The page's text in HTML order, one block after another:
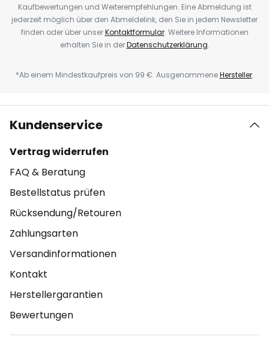
Kaufbewertungen und Weiterempfehlungen. Eine Abmeldung ist
jederzeit möglich über den Abmeldelink, den Sie in jedem Newsletter
finden oder über unserKontaktformular. Weitere Informationen
erhalten Sie in derDatenschutzerklärung.
*Ab einem Mindestkaufpreis von 99 €. AusgenommeneHersteller.
Kundenservice
Vertrag widerrufen
FAQ & Beratung
Bestellstatus prüfen
Rücksendung/Retouren
Zahlungsarten
Versandinformationen
Kontakt
Herstellergarantien
Bewertungen